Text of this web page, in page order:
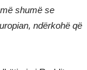
shumë se
ndërkohë që